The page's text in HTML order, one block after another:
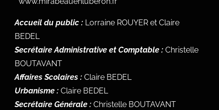
Accueil du public : Lorraine ROUYER et Claire
BEDEL
Secrétaire Administrative et Comptable : Christelle
BOUTAVANT
Affaires Scolaires : Claire BEDEL
Urbanisme : Claire BEDEL
Secrétaire Générale : Christelle BOUTAVANT